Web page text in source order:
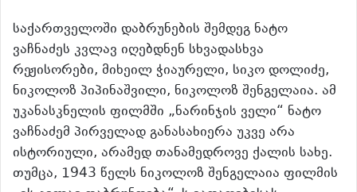
საქართველოში დაბრუნების შემდეგ ნატო
ვაჩნაძეს კვლავ იღებდნენ სხვადასხვა
რეჟისორები, მიხეილ ჭიაურელი, სიკო დოლიძე,
ნიკოლოზ პიპინაშვილი, ნიკოლოზ შენგელაია. ამ
უკანასკნელის ფილმში „ნარინჯის ველი“ ნატო
ვაჩნაძემ პირველად განასახიერა უკვე არა
ისტორიული, არამედ თანამედროვე ქალის სახე.
თუმცა, 1943 წელს ნიკოლოზ შენგელაია ფილმის